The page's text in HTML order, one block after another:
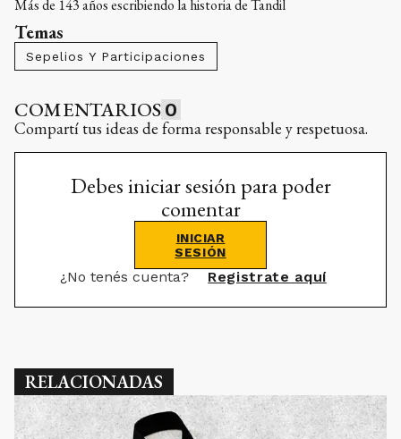
Más de 143 años escribiendo la historia de Tandil
Temas
Sepelios Y Participaciones
COMENTARIOS 0
Compartí tus ideas de forma responsable y respetuosa.
Debes iniciar sesión para poder
comentar
INICIAR
SESIÓN
¿No tenés cuenta? Registrate aquí
RELACIONADAS